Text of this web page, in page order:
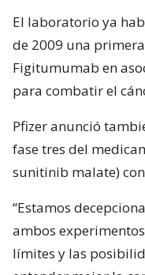
El laboratorio ya
de 2009 una
Figitumumab en
para combatir el
Pfizer anunció
fase tres del
sunitinib malate)
“Estamos
ambos
límites y las